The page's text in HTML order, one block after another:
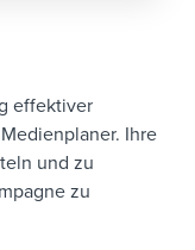
effektiver
Ihre
und zu
zu